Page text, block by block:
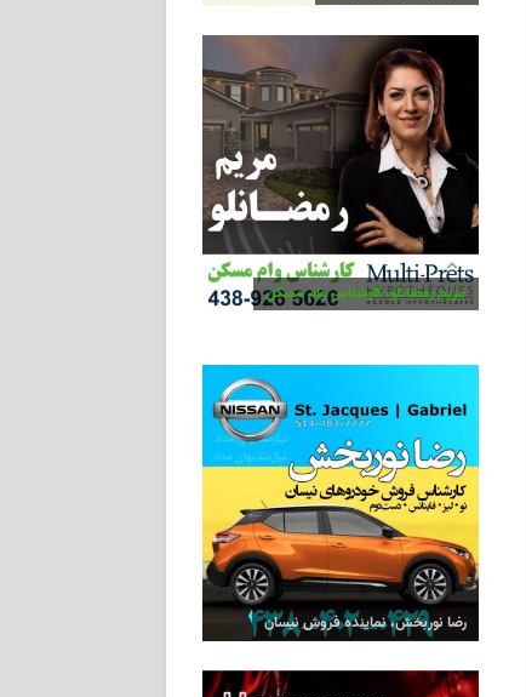
مریم رمضانلو، کارشناس وام مسکن
رضا نوربخش، نماینده فروش نیسان